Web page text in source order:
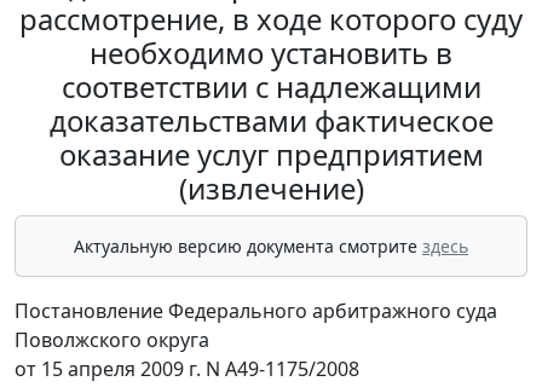
рассмотрение, в ходе которого суду
необходимо установить в
соответствии с надлежащими
доказательствами фактическое
оказание услуг предприятием
(извлечение)
Актуальную версию документа смотрите здесь
Постановление Федерального арбитражного суда
Поволжского округа
от 15 апреля 2009 г. N А49-1175/2008